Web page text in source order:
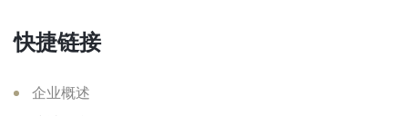
快捷链接
企业概述